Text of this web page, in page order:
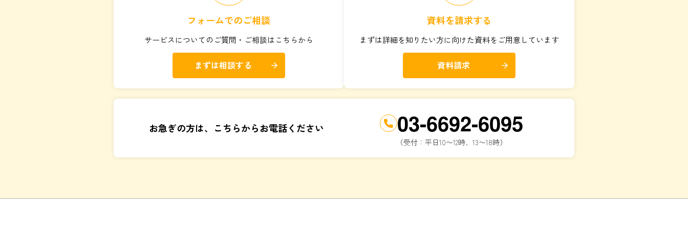
フォームでのご相談
サービスについてのご質問・ご相談はこちらから
まずは相談する arrow_forward
資料を請求する
まずは詳細を知りたい方に向けた資料をご用意しています
資料請求 arrow_forward
お急ぎの方は、こちらからお電話ください 03-6692-6095
（受付：平日10〜12時、13〜18時）